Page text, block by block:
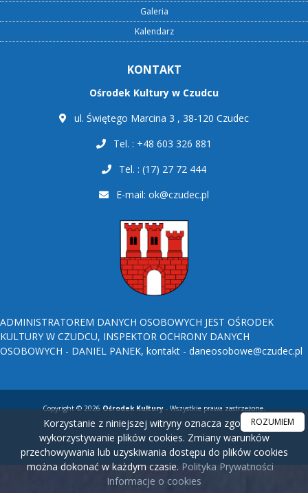
Galeria
Kalendarz
KONTAKT
Ośrodek Kultury w Czudcu
ul. Świętego Marcina 3 , 38-120 Czudec
Tel. : +48 603 326 881
Tel. : (17) 27 72 444
E-mail: ok@czudec.pl
ADMINISTRATOREM DANYCH OSOBOWYCH JEST OŚRODEK
KULTURY W CZUDCU, INSPEKTOR OCHRONY DANYCH
OSOBOWYCH - DANIEL PANEK, kontakt - daneosobowe@czudec.pl
Copyright © 2026Ośrodek Kultury- Wszystkie prawa zastrzeżone.
Korzystanie z niniejszej witryny oznacza zgodę na
wykorzystywanie plików cookies. Zmiany warunków
przechowywania lub uzyskiwania dostępu do plików cookies
można dokonać w każdym czasie. Polityka Prywatności
Informacje o cookies
ROZUMIEM